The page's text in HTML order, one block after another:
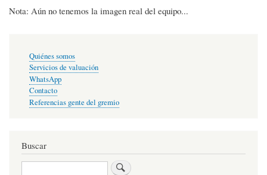
Nota: Aún no tenemos la imagen real del equipo...
primarios
Quiénes somos
Servicios de valuación
WhatsApp
Contacto
Referencias gente del gremio
Buscar
Buscar